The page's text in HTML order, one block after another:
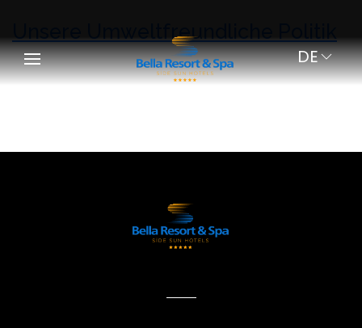
DE
Unsere Umweltfreundliche Politik